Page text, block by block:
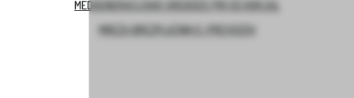
MEDGENERACIJSKO SREDIŠČE PRI OŠ HORJUL
MREŽA BREZPLAČNIH E-PREVOZOV